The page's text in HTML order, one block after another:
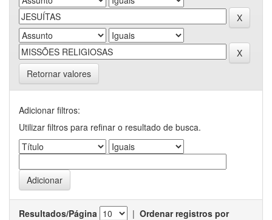
Retornar valores
Adicionar filtros:
Utilizar filtros para refinar o resultado de busca.
Resultados/Página | Ordenar registros por